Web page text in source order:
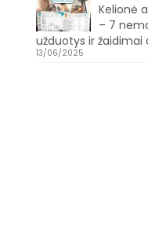
Kelionė
– 7
užduotys ir
13/06/2025